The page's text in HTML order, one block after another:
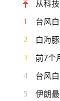
从科
1 台风
2 白海
3 前7个
4 台风
5 伊朗